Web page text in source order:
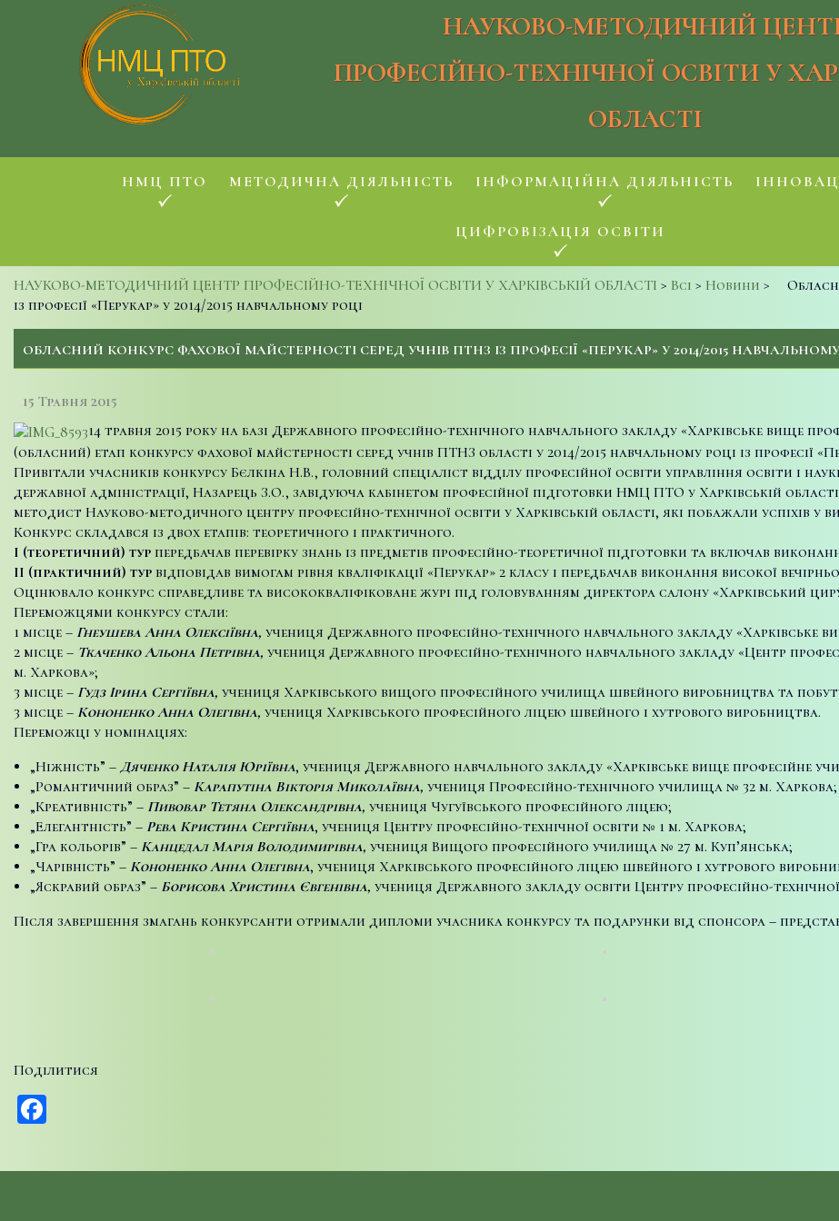
НАУКОВО-МЕТОДИЧНИЙ
ПРОФЕСІЙНО-ТЕХНІЧНОЇ ОСВІТИ У
ОБЛАСТІ
НМЦ ПТО МЕТОДИЧНА ДІЯЛЬНІСТЬ ІНФОРМАЦІЙНА ДІЯЛЬНІСТЬ
ЦИФРОВІЗАЦІЯ ОСВІТИ
НАУКОВО-МЕТОДИЧНИЙ ЦЕНТР ПРОФЕСІЙНО-ТЕХНІЧНОЇ ОСВІТИ У ХАРКІВСЬКІЙ ОБЛАСТІ > Всі > Новини >
із професії «Перукар» у 2014/2015 навчальному році
ОБЛАСНИЙ КОНКУРС ФАХОВОЇ МАЙСТЕРНОСТІ СЕРЕД УЧНІВ ПТНЗ ІЗ ПРОФЕСІЇ «ПЕРУКАР» У 2014/2015
15 Травня 2015
14 травня 2015 року на базі Державного професійно-технічного навчального закладу «Харківське вище
(обласний) етап конкурсу фахової майстерності серед учнів ПТНЗ області у 2014/2015 навчальному році із професії
Привітали учасників конкурсу Бєлкіна Н.В., головний спеціаліст відділу професійної освіти управління освіти і
державної адміністрації, Назарець З.О., завідуюча кабінетом професійної підготовки НМЦ ПТО у Харківській
методист Науково-методичного центру професійно-технічної освіти у Харківській області, які побажали успіхів у
Конкурс складався із двох етапів: теоретичного і практичного.
І (теоретичний) тур передбачав перевірку знань із предметів професійно-теоретичної підготовки та включав
ІІ (практичний) тур відповідав вимогам рівня кваліфікації «Перукар» 2 класу і передбачав виконання високої
Оцінювало конкурс справедливе та висококваліфіковане журі під головуванням директора салону «Харківський
Переможцями конкурсу стали:
1 місце – Гнеушева Анна Олексіївна, учениця Державного професійно-технічного навчального закладу «Харківське
2 місце – Ткаченко Альона Петрівна, учениця Державного професійно-технічного навчального закладу «Центр
м. Харкова»;
3 місце – Гудз Ірина Сергіївна, учениця Харківського вищого професійного училища швейного виробництва та
3 місце – Кононенко Анна Олегівна, учениця Харківського професійного ліцею швейного і хутрового виробництва.
Переможці у номінаціях:
„Ніжність” – Дяченко Наталія Юріївна, учениця Державного навчального закладу «Харківське вище професійне
„Романтичний образ” – Карапутіна Вікторія Миколаївна, учениця Професійно-технічного училища № 32 м. Харкова;
„Креативність” – Пивовар Тетяна Олександрівна, учениця Чугуївського професійного ліцею;
„Елегантність” – Рева Кристина Сергіївна, учениця Центру професійно-технічної освіти № 1 м. Харкова;
„Гра кольорів” – Канцедал Марія Володимирівна, учениця Вищого професійного училища № 27 м. Куп’янська;
„Чарівність” – Кононенко Анна Олегівна, учениця Харківського професійного ліцею швейного і хутрового
„Яскравий образ” – Борисова Христина Євгенівна, учениця Державного закладу освіти Центру професійно-
Після завершення змагань конкурсанти отримали дипломи учасника конкурсу та подарунки від спонсора –
Поділитися